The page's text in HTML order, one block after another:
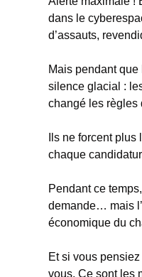
dans le
d’assauts,
Mais pendant
silence glacial :
changé les règles
Ils ne forcent
chaque
Pendant ce
demande… mais
économique du
Et si vous
vous. Ce sont les